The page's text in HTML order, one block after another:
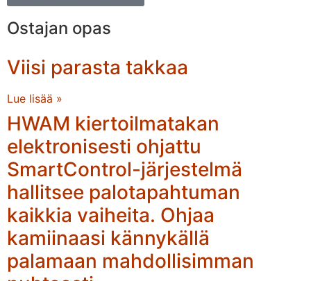
Ostajan opas
Viisi parasta takkaa
Lue lisää »
HWAM kiertoilmatakan
elektronisesti ohjattu
SmartControl-järjestelmä
hallitsee palotapahtuman
kaikkia vaiheita. Ohjaa
kamiinaasi kännykällä
palamaan mahdollisimman